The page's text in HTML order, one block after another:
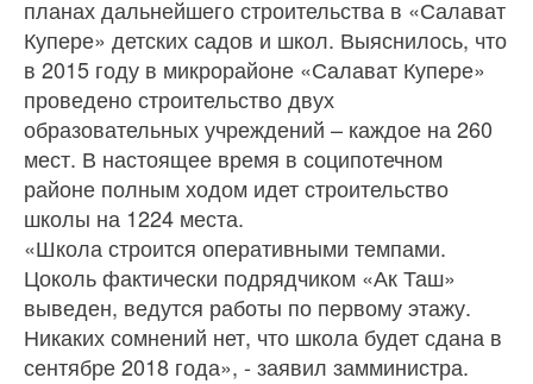
планах дальнейшего строительства в «Салават
Купере» детских садов и школ. Выяснилось, что
в 2015 году в микрорайоне «Салават Купере»
проведено строительство двух
образовательных учреждений – каждое на 260
мест. В настоящее время в соципотечном
районе полным ходом идет строительство
школы на 1224 места.
«Школа строится оперативными темпами.
Цоколь фактически подрядчиком «Ак Таш»
выведен, ведутся работы по первому этажу.
Никаких сомнений нет, что школа будет сдана в
сентябре 2018 года», - заявил замминистра.